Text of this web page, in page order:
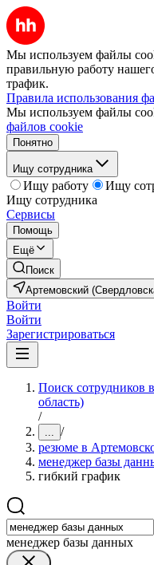
Мы используем файлы
правильную работу
трафик.
Правила использования
Мы используем файлы
файлов cookie
Понятно
Ищу сотрудника
Ищу работу
Ищу
Ищу сотрудника
Сервисы
Помощь
Ещё
Поиск
Артемовский
Войти
Войти
Зарегистрироваться
Поиск сотрудников
область)
/
... /
резюме в
менеджер базы
гибкий график
менеджер базы данных